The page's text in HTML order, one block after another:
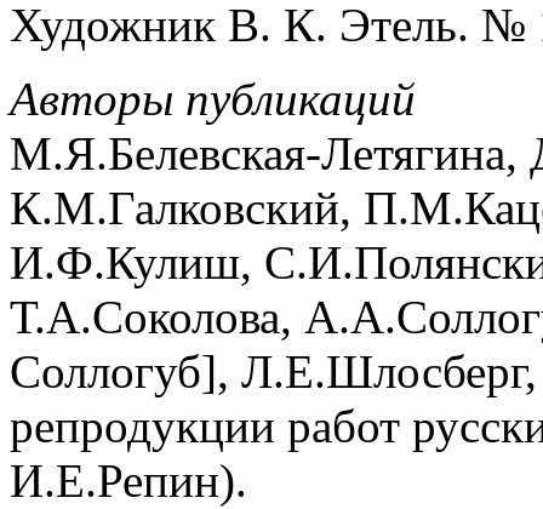
Художник В. К. Этель. №
Авторы публикаций
М.Я.Белевская-
К.М.Галковский,
И.Ф.Кулиш,
Т.А.Соколова,
Соллогуб], Л.Е.Шлосберг,
репродукции работ
И.Е.Репин).